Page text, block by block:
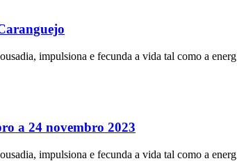
impulsiona e fecunda a vida tal como a energ
a 24 novembro 2023
impulsiona e fecunda a vida tal como a energ